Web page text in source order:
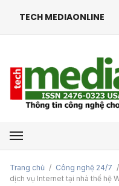
TECH MEDIAONLINE
Mở menu
Trang chủ / Công nghệ 24/7 /
dịch vụ Internet tại nhà thế hệ